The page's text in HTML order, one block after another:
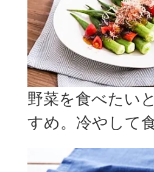
野菜を食べたい
すめ。冷やして
副菜レシピ＜3選